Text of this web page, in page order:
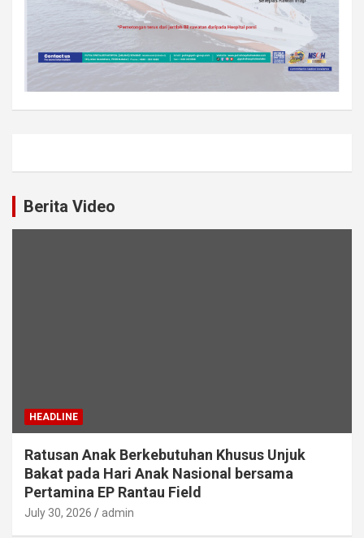
Berita Video
HEADLINE
Ratusan Anak Berkebutuhan Khusus Unjuk
Bakat pada Hari Anak Nasional bersama
Pertamina EP Rantau Field
July 30, 2026 admin